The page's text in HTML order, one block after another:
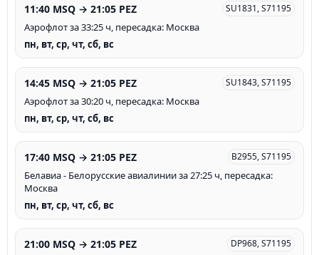
11:40 MSQ → 21:05 PEZ SU1831, S71195
Аэрофлот за 33:25 ч, пересадка: Москва
пн, вт, ср, чт, сб, вс
14:45 MSQ → 21:05 PEZ SU1843, S71195
Аэрофлот за 30:20 ч, пересадка: Москва
пн, вт, ср, чт, сб, вс
17:40 MSQ → 21:05 PEZ B2955, S71195
Белавиа - Белорусские авиалинии за 27:25 ч, пересадка:
Москва
пн, вт, ср, чт, сб, вс
21:00 MSQ → 21:05 PEZ DP968, S71195